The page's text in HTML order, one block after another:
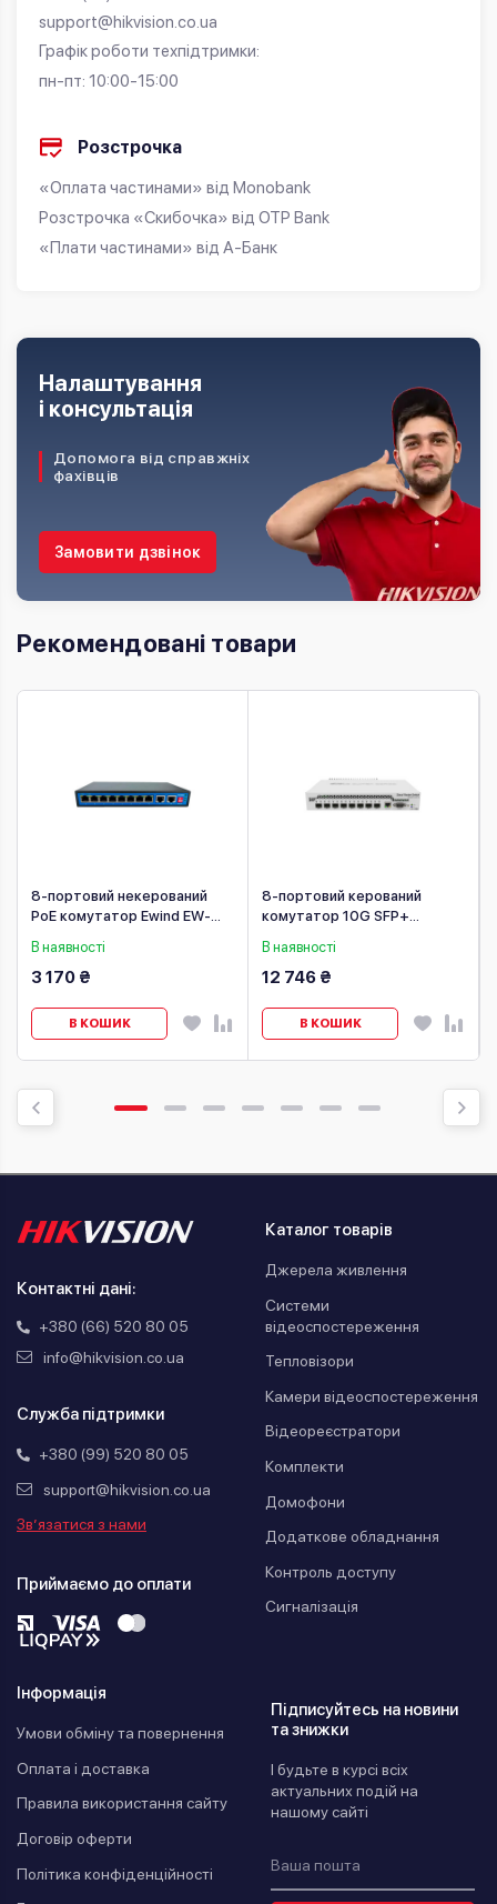
support@hikvision.co.ua
Графік роботи техпідтримки:
пн-пт: 10:00-15:00
Розстрочка
«Оплата частинами» від Monobank
Розстрочка «Скибочка» від OTP Bank
«Плати частинами» від А-Банк
Допомога від справжніх
фахівців
Налаштування
і консультація
Замовити дзвінок
Рекомендовані товари
8-портовий некерований
PoE комутатор Ewind EW-
В наявності
3 170 ₴
В КОШИК
8-портовий керований
комутатор 10G SFP+
В наявності
12 746 ₴
В КОШИК
Контактні дані:
+380 (66) 520 80 05
info@hikvision.co.ua
Служба підтримки
+380 (99) 520 80 05
support@hikvision.co.ua
Зв’язатися з нами
Приймаємо до оплати
Каталог товарів
Джерела живлення
Системи
відеоспостереження
Тепловізори
Камери відеоспостереження
Відеореєстратори
Комплекти
Домофони
Додаткове обладнання
Контроль доступу
Сигналізація
Інформація
Умови обміну та повернення
Оплата і доставка
Правила використання сайту
Договір оферти
Політика конфіденційності
Підписуйтесь на новини
та знижки
І будьте в курсі всіх
актуальних подій на
нашому сайті